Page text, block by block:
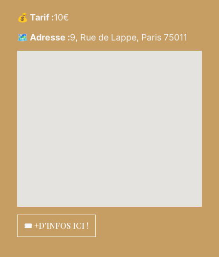
💰 Tarif :10€
🗺️ Adresse :9, Rue de Lappe, Paris 75011
🎟️ +D'INFOS ICI !